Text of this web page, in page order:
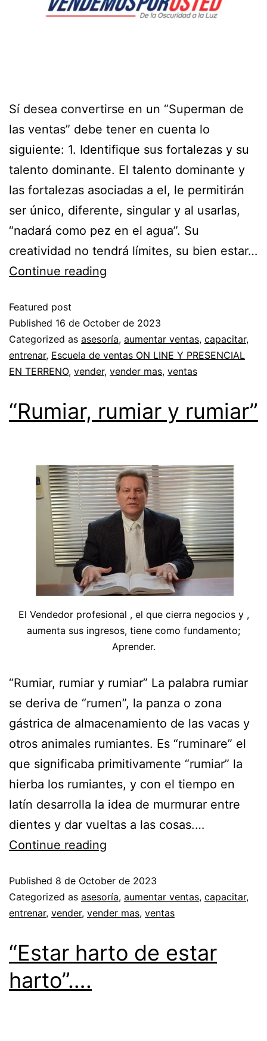
Sí desea convertirse en un “Superman de
las ventas” debe tener en cuenta lo
siguiente: 1. Identifique sus fortalezas y su
talento dominante. El talento dominante y
las fortalezas asociadas a el, le permitirán
ser único, diferente, singular y al usarlas,
“nadará como pez en el agua”. Su
creatividad no tendrá límites, su bien estar…
Continue reading
Featured post
Published 16 de October de 2023
Categorized as asesoría, aumentar ventas, capacitar,
entrenar, Escuela de ventas ON LINE Y PRESENCIAL
EN TERRENO, vender, vender mas, ventas
“Rumiar, rumiar y rumiar”
El Vendedor profesional , el que cierra negocios y ,
aumenta sus ingresos, tiene como fundamento;
Aprender.
“Rumiar, rumiar y rumiar” La palabra rumiar
se deriva de “rumen”, la panza o zona
gástrica de almacenamiento de las vacas y
otros animales rumiantes. Es “ruminare” el
que significaba primitivamente “rumiar” la
hierba los rumiantes, y con el tiempo en
latín desarrolla la idea de murmurar entre
dientes y dar vueltas a las cosas.…
Continue reading
Published 8 de October de 2023
Categorized as asesoría, aumentar ventas, capacitar,
entrenar, vender, vender mas, ventas
“Estar harto de estar
harto”….